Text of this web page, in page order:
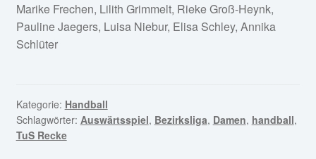
Marike Frechen, Lilith Grimmelt, Rieke Groß-Heynk,
Pauline Jaegers, Luisa Niebur, Elisa Schley, Annika
Schlüter
Kategorie: Handball
Schlagwörter: Auswärtsspiel, Bezirksliga, Damen, handball,
TuS Recke